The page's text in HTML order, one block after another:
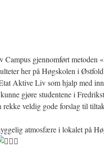
gjennomført metoden
her på Høgskolen i
Aktive Liv som hjalp med
gjøre studentene i
veldig gode forslag til
atmosfære i lokalet på